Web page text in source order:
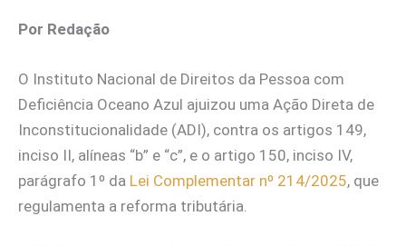
Por Redação
O Instituto Nacional de Direitos da Pessoa com
Deficiência Oceano Azul ajuizou uma Ação Direta de
Inconstitucionalidade (ADI), contra os artigos 149,
inciso II, alíneas “b” e “c”, e o artigo 150, inciso IV,
parágrafo 1º da Lei Complementar nº 214/2025, que
regulamenta a reforma tributária.